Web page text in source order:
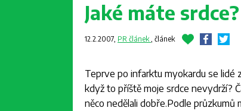
Jaké máte srdce?
12.2.2007, PR článek, článek
Teprve po infarktu myokardu se lidé
když to příště moje srdce nevydrží?
něco nedělali dobře.Podle průzkumů